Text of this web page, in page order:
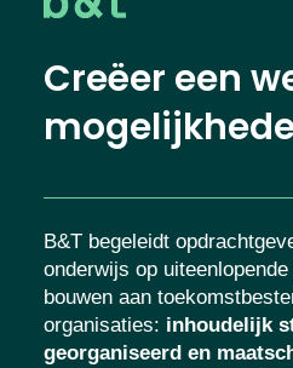
Creëer een
B&T begeleidt
onderwijs op
bouwen aan
organisaties: inhoudelijk
georganiseerd en